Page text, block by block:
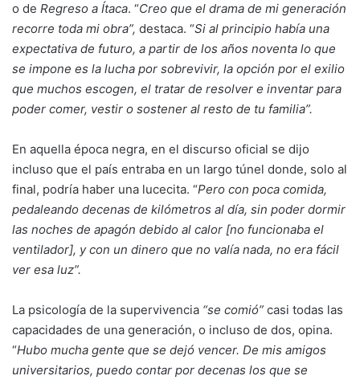
o de Regreso a Ítaca. “Creo que el drama de mi generación
recorre toda mi obra”, destaca. “Si al principio había una
expectativa de futuro, a partir de los años noventa lo que
se impone es la lucha por sobrevivir, la opción por el exilio
que muchos escogen, el tratar de resolver e inventar para
poder comer, vestir o sostener al resto de tu familia”.
En aquella época negra, en el discurso oficial se dijo
incluso que el país entraba en un largo túnel donde, solo al
final, podría haber una lucecita. “Pero con poca comida,
pedaleando decenas de kilómetros al día, sin poder dormir
las noches de apagón debido al calor [no funcionaba el
ventilador], y con un dinero que no valía nada, no era fácil
ver esa luz”.
La psicología de la supervivencia “se comió” casi todas las
capacidades de una generación, o incluso de dos, opina.
“Hubo mucha gente que se dejó vencer. De mis amigos
universitarios, puedo contar por decenas los que se